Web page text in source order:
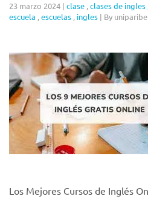
23 marzo 2024 | clase ,clases de ingles
escuela ,escuelas , ingles | By
Los Mejores Cursos de Inglés